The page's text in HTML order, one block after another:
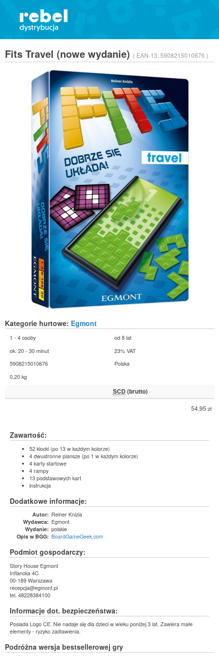
Fits Travel (nowe wydanie) ( EAN-13:5908215010676 )
Kategorie hurtowe: Egmont
1 - 4 osoby
od 8 lat
ok. 20 - 30 minut
23% VAT
5908215010676
Polska
0,20 kg
SCD (brutto)
54,95 zł
Zawartość:
52 klocki (po 13 w każdym kolorze)
4 dwustronne plansze (po 1 w każdym kolorze)
4 karty startowe
4 rampy
13 podstawowych kart
instrukcja
Dodatkowe informacje:
Autor: Reiner Knizia
Wydawca: Egmont
Wydanie: polskie
Opis w BGG: BoardGameGeek.com
Podmiot gospodarczy:
Story House Egmont
Inflancka 4C
00-189 Warszawa
recepcja@egmont.pl
tel. 48228384100
Informacje dot. bezpieczeństwa:
Posiada Logo CE. Nie nadaje się dla dzieci w wieku poniżej 3 lat. Zawiera małe
elementy - ryzyko zadławienia.
Podróżna wersja bestsellerowej gry